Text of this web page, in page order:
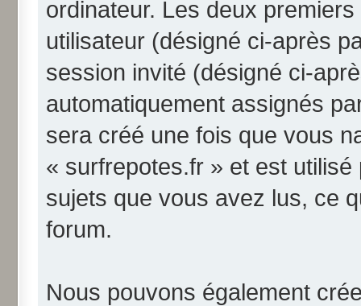
ordinateur. Les deux
utilisateur (désigné ci-après
session invité (désigné ci-
automatiquement assignés
sera créé une fois que vous
« surfrepotes.fr » et est
sujets que vous avez lus, ce
forum.
Nous pouvons également